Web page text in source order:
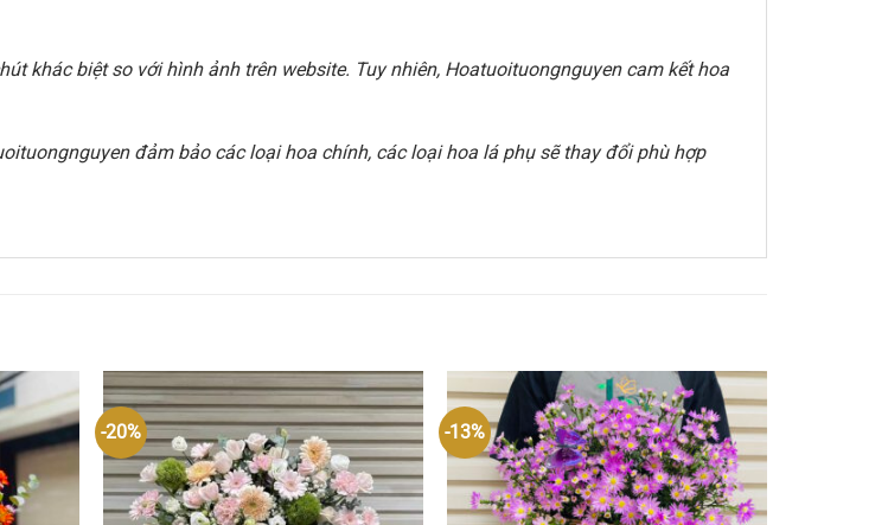
khác biệt so với hình ảnh trên website. Tuy nhiên, Hoatuoituongnguyen cam kết hoa
đảm bảo các loại hoa chính, các loại hoa lá phụ sẽ thay đổi phù hợp
-20% -13%